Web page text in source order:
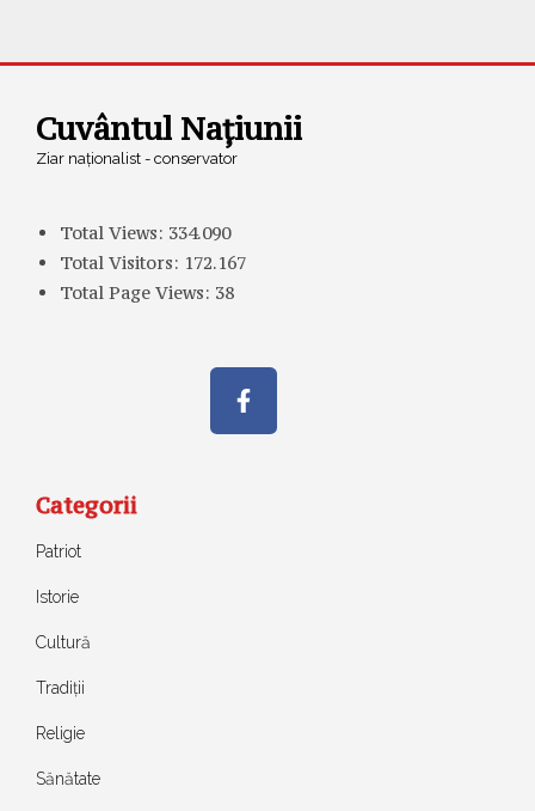
Cuvântul Națiunii
Ziar naționalist - conservator
Total Views: 334.090
Total Visitors: 172.167
Total Page Views: 38
Categorii
Patriot
Istorie
Cultură
Tradiții
Religie
Sănătate